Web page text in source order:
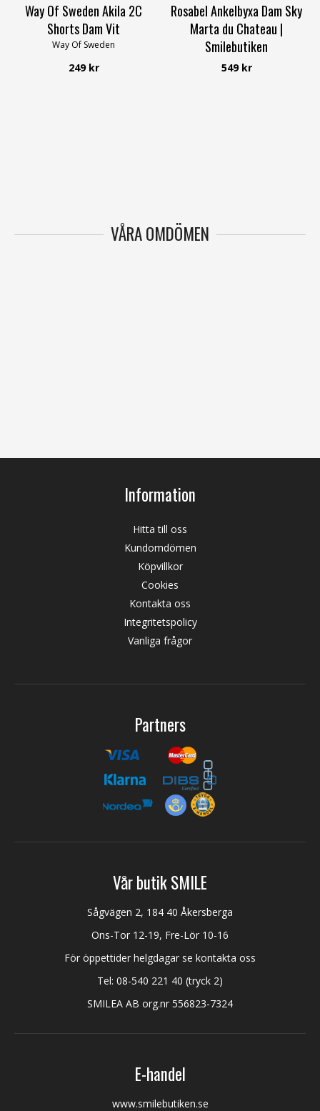
Way Of Sweden Akila 2C
Shorts Dam Vit
Way Of Sweden
249 kr
Rosabel Ankelbyxa Dam Sky
Marta du Chateau |
Smilebutiken
Marta du Chateau
549 kr
VÅRA OMDÖMEN
Information
Hitta till oss
Kundomdömen
Köpvillkor
Cookies
Kontakta oss
Integritetspolicy
Vanliga frågor
Partners
Vår butik SMILE
Sågvägen 2, 184 40 Åkersberga
Ons-Tor 12-19, Fre-Lör 10-16
För öppettider helgdagar se kontakta oss
Tel: 08-540 221 40 (tryck 2)
SMILEA AB org.nr 556823-7324
E-handel
www.smilebutiken.se